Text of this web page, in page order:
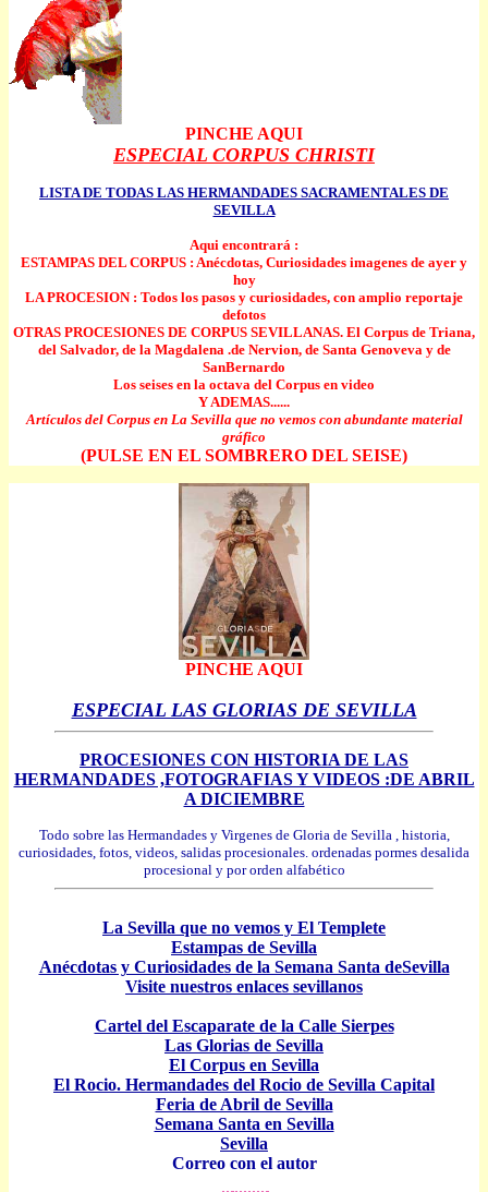
PINCHE AQUI
ESPECIAL CORPUS CHRISTI
LISTA DE TODAS LAS HERMANDADES SACRAMENTALES DE
SEVILLA
Aqui encontrará :
ESTAMPAS DEL CORPUS : Anécdotas, Curiosidades imagenes de ayer y
hoy
LA PROCESION : Todos los pasos y curiosidades, con amplio reportaje
defotos
OTRAS PROCESIONES DE CORPUS SEVILLANAS. El Corpus de Triana,
del Salvador, de la Magdalena .de Nervion, de Santa Genoveva y de
SanBernardo
Los seises en la octava del Corpus en video
Y ADEMAS......
Artículos del Corpus en La Sevilla que no vemos con abundante material
gráfico
(PULSE EN EL SOMBRERO DEL SEISE)
PINCHE AQUI
ESPECIAL LAS GLORIAS DE SEVILLA
PROCESIONES CON HISTORIA DE LAS
HERMANDADES ,FOTOGRAFIAS Y VIDEOS :DE ABRIL
A DICIEMBRE
Todo sobre las Hermandades y Virgenes de Gloria de Sevilla , historia,
curiosidades, fotos, videos, salidas procesionales. ordenadas pormes desalida
procesional y por orden alfabético
La Sevilla que no vemos y El Templete
Estampas de Sevilla
Anécdotas y Curiosidades de la Semana Santa deSevilla
Visite nuestros enlaces sevillanos
Cartel del Escaparate de la Calle Sierpes
Las Glorias de Sevilla
El Corpus en Sevilla
El Rocio. Hermandades del Rocio de Sevilla Capital
Feria de Abril de Sevilla
Semana Santa en Sevilla
Sevilla
Correo con el autor